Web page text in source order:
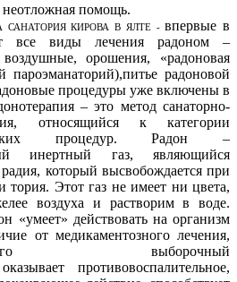
неотложная помощь.
САНАТОРИЯ КИРОВА В ЯЛТЕ -впервые в
все виды лечения радоном –
орошения, «радоновая
пароэманаторий),питье радоновой
процедуры уже включены в
– это метод санаторно-
относящийся к категории
процедур. Радон –
инертный газ, являющийся
который высвобождается при
тория. Этот газ не имеет ни цвета,
воздуха и растворим в воде.
«умеет» действовать на организм
от медикаментозного лечения,
выборочный
противовоспалительное,